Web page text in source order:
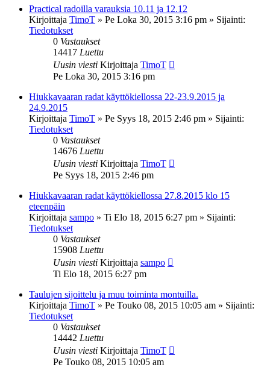
Practical radoilla varauksia 10.11 ja 12.12
Kirjoittaja TimoT » Pe Loka 30, 2015 3:16 pm » Sijainti:
Tiedotukset
0 Vastaukset
14417 Luettu
Uusin viesti Kirjoittaja TimoT
Pe Loka 30, 2015 3:16 pm
Hiukkavaaran radat käyttökiellossa 22-23.9.2015 ja
24.9.2015
Kirjoittaja TimoT » Pe Syys 18, 2015 2:46 pm » Sijainti:
Tiedotukset
0 Vastaukset
14676 Luettu
Uusin viesti Kirjoittaja TimoT
Pe Syys 18, 2015 2:46 pm
Hiukkavaaran radat käyttökiellossa 27.8.2015 klo 15
eteenpäin
Kirjoittaja sampo » Ti Elo 18, 2015 6:27 pm » Sijainti:
Tiedotukset
0 Vastaukset
15908 Luettu
Uusin viesti Kirjoittaja sampo
Ti Elo 18, 2015 6:27 pm
Taulujen sijoittelu ja muu toiminta montuilla.
Kirjoittaja TimoT » Pe Touko 08, 2015 10:05 am » Sijainti:
Tiedotukset
0 Vastaukset
14442 Luettu
Uusin viesti Kirjoittaja TimoT
Pe Touko 08, 2015 10:05 am